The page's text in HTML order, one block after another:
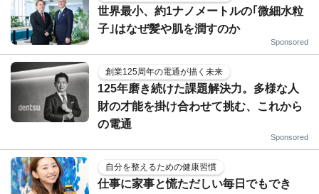
世界最小、約1ナノメートルの｢微細水粒
子｣はなぜ髪や肌を潤すのか
Sponsored
創業125周年の電通が描く未来
125年磨き続けた課題解決力。多様な人
財の才能を掛け合わせて挑む、これから
の電通
Sponsored
自分を整えるための健康習慣
仕事に家事と慌ただしい毎日でもでき